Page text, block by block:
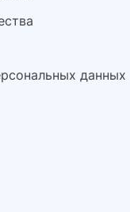
данных